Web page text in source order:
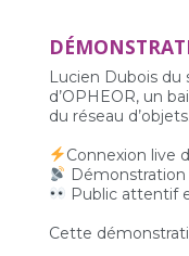
Lucien Dubois du
d’OPHEOR, un
du réseau
Connexion live
Démonstration
Public attentif
Cette